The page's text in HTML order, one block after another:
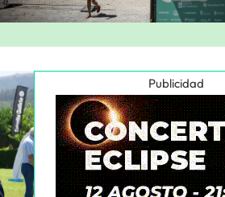
Publicidad